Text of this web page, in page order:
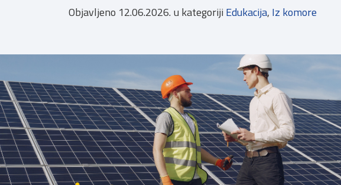
Objavljeno 12.06.2026. u kategoriji Edukacija, Iz komore